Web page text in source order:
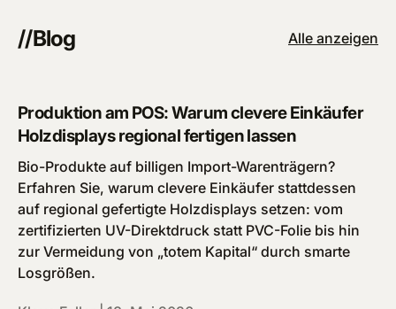
//Blog Alle anzeigen
Produktion am POS: Warum clevere Einkäufer
Holzdisplays regional fertigen lassen
Bio-Produkte auf billigen Import-Warenträgern?
Erfahren Sie, warum clevere Einkäufer stattdessen
auf regional gefertigte Holzdisplays setzen: vom
zertifizierten UV-Direktdruck statt PVC-Folie bis hin
zur Vermeidung von „totem Kapital“ durch smarte
Losgrößen.